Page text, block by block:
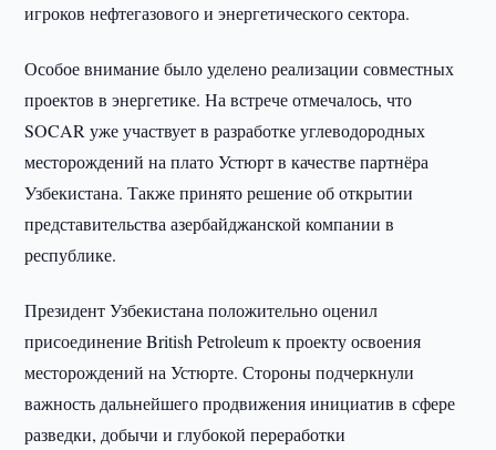
игроков нефтегазового и энергетического сектора.
Особое внимание было уделено реализации совместных
проектов в энергетике. На встрече отмечалось, что
SOCAR уже участвует в разработке углеводородных
месторождений на плато Устюрт в качестве партнёра
Узбекистана. Также принято решение об открытии
представительства азербайджанской компании в
республике.
Президент Узбекистана положительно оценил
присоединение British Petroleum к проекту освоения
месторождений на Устюрте. Стороны подчеркнули
важность дальнейшего продвижения инициатив в сфере
разведки, добычи и глубокой переработки